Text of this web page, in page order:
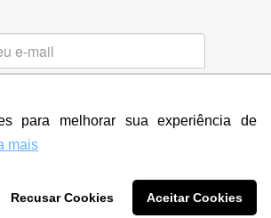
para melhorar sua experiência de
mais
Recusar Cookies Aceitar Cookies
não compartilhar e utilizar seus dados para enviar
de SPAM. Confira as